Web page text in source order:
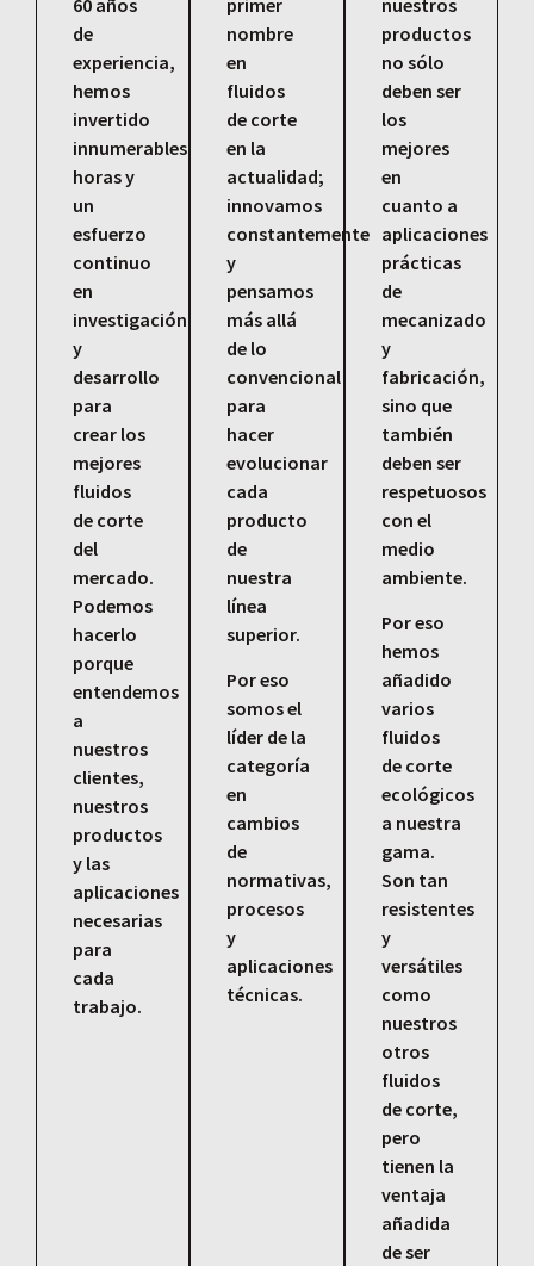
60 años
de
experiencia,
hemos
invertido
innumerables
horas y
un
esfuerzo
continuo
en
investigación
y
desarrollo
para
crear los
mejores
fluidos
de corte
del
mercado.
Podemos
hacerlo
porque
entendemos
a
nuestros
clientes,
nuestros
productos
y las
aplicaciones
necesarias
para
cada
trabajo.
primer
nombre
en
fluidos
de corte
en la
actualidad;
innovamos
constantemente
y
pensamos
más allá
de lo
convencional
para
hacer
evolucionar
cada
producto
de
nuestra
línea
superior.
Por eso
somos el
líder de la
categoría
en
cambios
de
normativas,
procesos
y
aplicaciones
técnicas.
nuestros
productos
no sólo
deben ser
los
mejores
en
cuanto a
aplicaciones
prácticas
de
mecanizado
y
fabricación,
sino que
también
deben ser
respetuosos
con el
medio
ambiente.
Por eso
hemos
añadido
varios
fluidos
de corte
ecológicos
a nuestra
gama.
Son tan
resistentes
y
versátiles
como
nuestros
otros
fluidos
de corte,
pero
tienen la
ventaja
añadida
de ser